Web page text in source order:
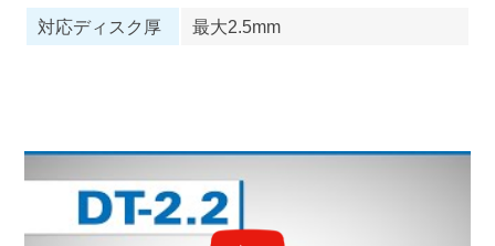
対応ディスク厚 最大2.5mm